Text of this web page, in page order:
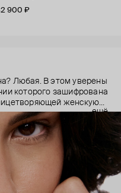
900 ₽
Любая. В этом уверены
которого зашифрована
женскую
Женственность и
силуэтами,
сплетаются
–
личности. А белые –
что в нас есть.
без слов.
ещё